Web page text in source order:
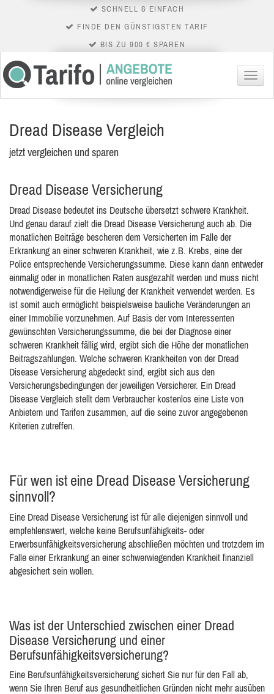
SCHNELL & EINFACH
FINDE DEN GÜNSTIGSTEN TARIF
BIS ZU 900 € SPAREN
Menü
Dread Disease Vergleich
jetzt vergleichen und sparen
Dread Disease Versicherung
Dread Disease bedeutet ins Deutsche übersetzt schwere Krankheit.
Und genau darauf zielt die Dread Disease Versicherung auch ab. Die
monatlichen Beiträge bescheren dem Versicherten im Falle der
Erkrankung an einer schweren Krankheit, wie z.B. Krebs, eine der
Police entsprechende Versicherungssumme. Diese kann dann entweder
einmalig oder in monatlichen Raten ausgezahlt werden und muss nicht
notwendigerweise für die Heilung der Krankheit verwendet werden. Es
ist somit auch ermöglicht beispielsweise bauliche Veränderungen an
einer Immobilie vorzunehmen. Auf Basis der vom Interessenten
gewünschten Versicherungssumme, die bei der Diagnose einer
schweren Krankheit fällig wird, ergibt sich die Höhe der monatlichen
Beitragszahlungen. Welche schweren Krankheiten von der Dread
Disease Versicherung abgedeckt sind, ergibt sich aus den
Versicherungsbedingungen der jeweiligen Versicherer. Ein Dread
Disease Vergleich stellt dem Verbraucher kostenlos eine Liste von
Anbietern und Tarifen zusammen, auf die seine zuvor angegebenen
Kriterien zutreffen.
Für wen ist eine Dread Disease Versicherung
sinnvoll?
Eine Dread Disease Versicherung ist für alle diejenigen sinnvoll und
empfehlenswert, welche keine Berufsunfähigkeits- oder
Erwerbsunfähigkeitsversicherung abschließen möchten und trotzdem im
Falle einer Erkrankung an einer schwerwiegenden Krankheit finanziell
abgesichert sein wollen.
Was ist der Unterschied zwischen einer Dread
Disease Versicherung und einer
Berufsunfähigkeitsversicherung?
Eine Berufsunfähigkeitsversicherung sichert Sie nur für den Fall ab,
wenn Sie Ihren Beruf aus gesundheitlichen Gründen nicht mehr ausüben